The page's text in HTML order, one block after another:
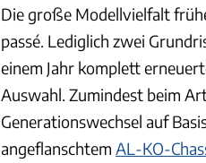
Die große Modellvielfalt
passé. Lediglich zwei
einem Jahr komplett
Auswahl. Zumindest beim
Generationswechsel auf
angeflanschtem AL-KO-